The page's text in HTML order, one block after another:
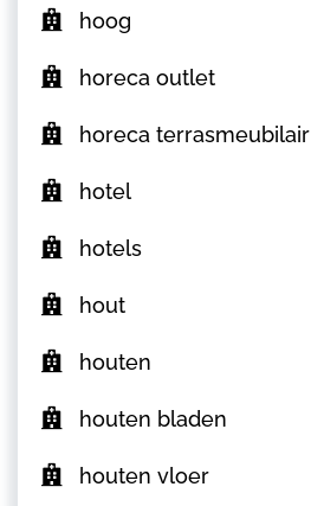
hoog
horeca outlet
horeca terrasmeubilair
hotel
hotels
hout
houten
houten bladen
houten vloer